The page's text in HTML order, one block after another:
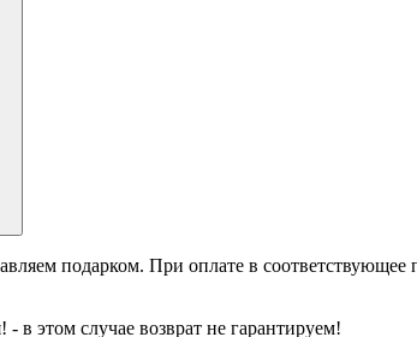
подарком. При оплате в
- в этом случае возврат не гарантируем!